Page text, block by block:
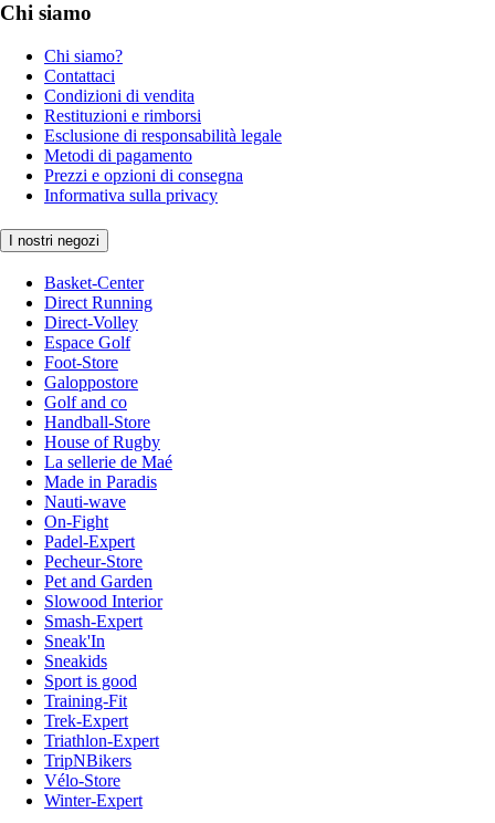
Chi siamo
Chi siamo?
Contattaci
Condizioni di vendita
Restituzioni e rimborsi
Esclusione di responsabilità legale
Metodi di pagamento
Prezzi e opzioni di consegna
Informativa sulla privacy
I nostri negozi
Basket-Center
Direct Running
Direct-Volley
Espace Golf
Foot-Store
Galoppostore
Golf and co
Handball-Store
House of Rugby
La sellerie de Maé
Made in Paradis
Nauti-wave
On-Fight
Padel-Expert
Pecheur-Store
Pet and Garden
Slowood Interior
Smash-Expert
Sneak'In
Sneakids
Sport is good
Training-Fit
Trek-Expert
Triathlon-Expert
TripNBikers
Vélo-Store
Winter-Expert